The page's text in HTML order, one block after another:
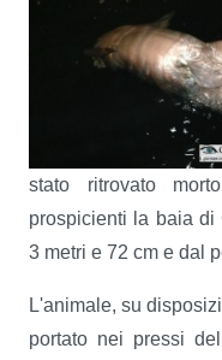
stato ritrovato
prospicienti la baia di
3 metri e 72 cm e dal
L'animale, su
portato nei pressi